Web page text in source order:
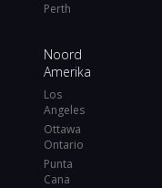
Perth
Noord
Amerika
Los
Angeles
Ottawa
Ontario
Punta
Cana